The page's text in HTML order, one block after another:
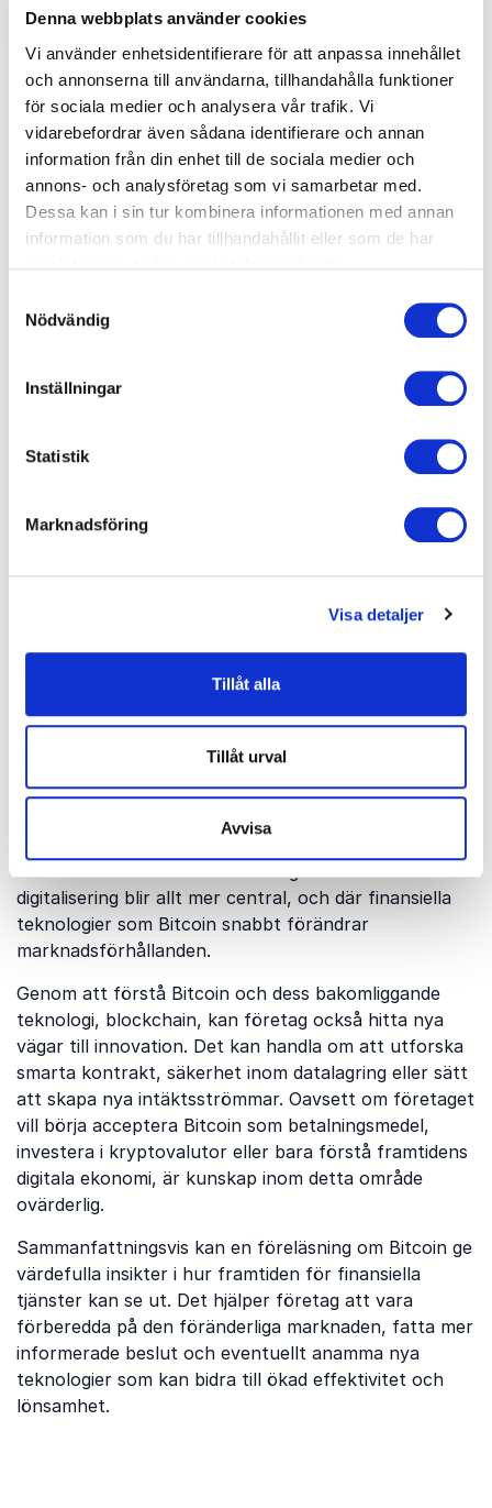
Denna webbplats använder cookies
Vi använder enhetsidentifierare för att anpassa innehållet
och annonserna till användarna, tillhandahålla funktioner
för sociala medier och analysera vår trafik. Vi
vidarebefordrar även sådana identifierare och annan
information från din enhet till de sociala medier och
annons- och analysföretag som vi samarbetar med.
Dessa kan i sin tur kombinera informationen med annan
information som du har tillhandahållit eller som de har
Nödvändig
Inställningar
Statistik
Marknadsföring
Visa detaljer
Tillåt alla
Tillåt urval
Avvisa
föreläsning om Bitcoin
Bitcoin har på kort tid blivit en viktig faktor i det
globala finansiella ekosystemet. Det är världens
första kryptovaluta och fungerar utan någon central
styrning, vilket gör att den inte kontrolleras av
banker eller regeringar. Istället bygger Bitcoin på
blockchain-teknologi, som är ett decentraliserat
säkerhet och anonymitet, vilket har gjort Bitcoin
attraktivt för både privatpersoner och företag.
För företag och organisationer finns det flera skäl att
intressera sig för Bitcoin. En av de främsta fördelarna
särskilt internationella betalningar, då Bitcoin-
även använda Bitcoin som ett skydd mot inflation och
ekonomisk osäkerhet, särskilt i tider då traditionella
att förändra affärsmodeller genom att öppna upp för
Att boka en föreläsare inom Bitcoin kan ge företag
en konkurrensfördel genom att förstå både de
snabbt växande marknad. Föreläsarna kan hjälpa till
att belysa hur Bitcoin kan implementeras i
företagsstrategier, vad de juridiska konsekvenserna
branscher. Detta är särskilt viktigt i en värld där
digitalisering blir allt mer central, och där finansiella
teknologier som Bitcoin snabbt förändrar
marknadsförhållanden.
Genom att förstå Bitcoin och dess bakomliggande
teknologi, blockchain, kan företag också hitta nya
vägar till innovation. Det kan handla om att utforska
smarta kontrakt, säkerhet inom datalagring eller sätt
att skapa nya intäktsströmmar. Oavsett om företaget
vill börja acceptera Bitcoin som betalningsmedel,
investera i kryptovalutor eller bara förstå framtidens
digitala ekonomi, är kunskap inom detta område
ovärderlig.
Sammanfattningsvis kan en föreläsning om Bitcoin ge
värdefulla insikter i hur framtiden för finansiella
tjänster kan se ut. Det hjälper företag att vara
förberedda på den föränderliga marknaden, fatta mer
informerade beslut och eventuellt anamma nya
teknologier som kan bidra till ökad effektivitet och
lönsamhet.